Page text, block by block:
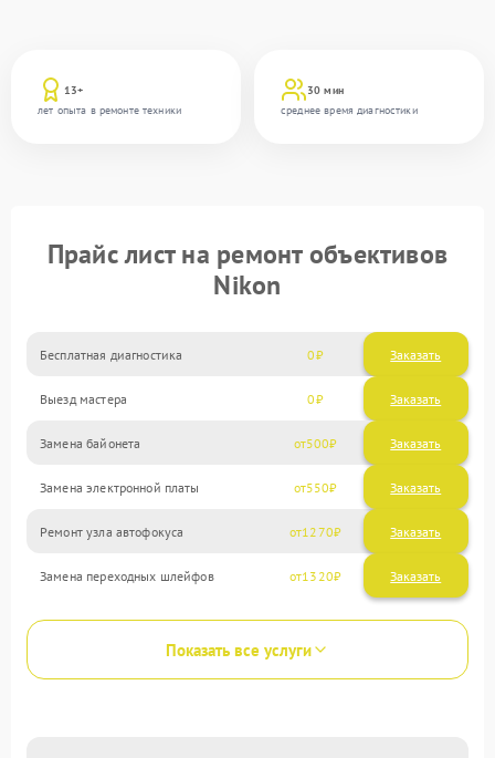
13+
лет опыта в ремонте техники
30 мин
среднее время диагностики
Прайс лист на ремонт объективов
Nikon
Бесплатная диагностика 0 Заказать
Выезд мастера 0 Заказать
Замена байонета 500
Замена электронной платы 550
Ремонт узла автофокуса 1270
Замена переходных шлейфов 1320
Показать все услуги